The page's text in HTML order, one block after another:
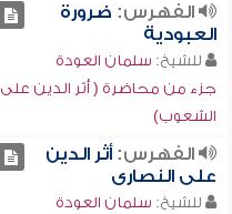
الفهرس: ضرورة
العبودية
للشيخ: سلمان العودة
جزء من محاضرة ( أثر الدين على
الشعوب)
الفهرس:أثر الدين
على النصارى
للشيخ: سلمان العودة